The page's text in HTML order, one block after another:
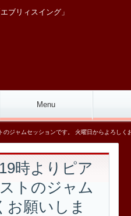
ブリィスイング」
〒
Menu
ジャムセッションです。 火曜日からよろしく
時よりピア
トのジャム
願いしま